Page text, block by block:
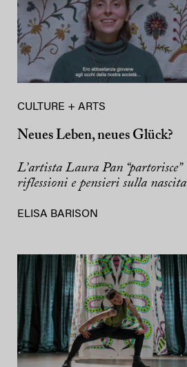
CULTURE + ARTS
Neues Leben, neues Glück?
L’artista Laura Pan “partorisce”
riflessioni e pensieri sulla nascita
ELISA BARISON